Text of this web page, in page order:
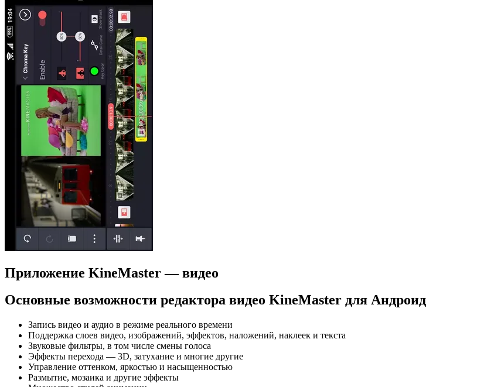
Приложение KineMaster — видео
Основные возможности редактора видео KineMaster для Андроид
Запись видео и аудио в режиме реального времени
Поддержка слоев видео, изображений, эффектов, наложений, наклеек и текста
Звуковые фильтры, в том числе смены голоса
Эффекты перехода — 3D, затухание и многие другие
Управление оттенком, яркостью и насыщенностью
Размытие, мозаика и другие эффекты